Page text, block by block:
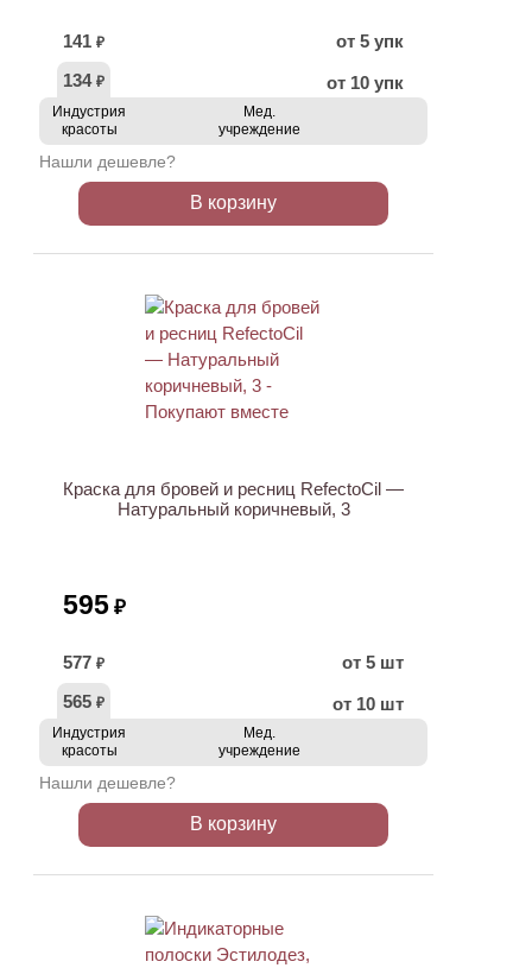
141 ₽
от 5 упк
134 ₽ от 10 упк
Индустрия
красоты
Мед.
учреждение
Нашли дешевле?
В корзину
Краска для бровей и ресниц RefectoCil —
Натуральный коричневый, 3
595 ₽
577 ₽
от 5 шт
565 ₽ от 10 шт
Индустрия
красоты
Мед.
учреждение
Нашли дешевле?
В корзину